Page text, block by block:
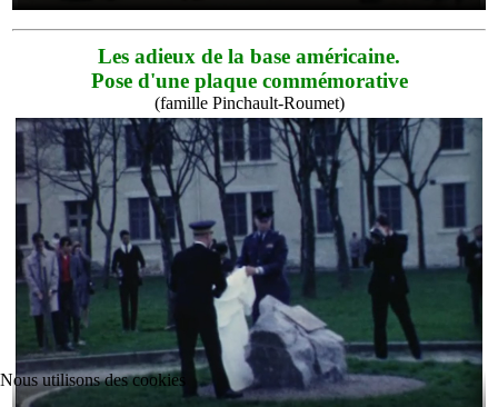
Les adieux de la base américaine.
Pose d'une plaque commémorative
(famille Pinchault-Roumet)
Nous utilisons des cookies